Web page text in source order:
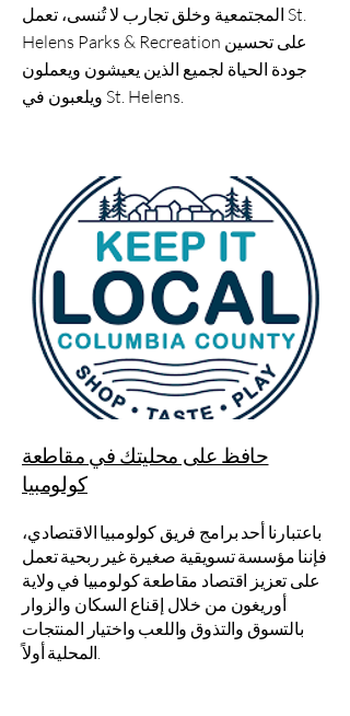
المجتمعية وخلق تجارب لا تُنسى، تعمل St.
Helens Parks & Recreation على تحسين
جودة الحياة لجميع الذين يعيشون ويعملون
ويلعبون في St. Helens.
حافظ على محليتك في مقاطعة
كولومبيا
باعتبارنا أحد برامج فريق كولومبيا الاقتصادي،
فإننا مؤسسة تسويقية صغيرة غير ربحية تعمل
على تعزيز اقتصاد مقاطعة كولومبيا في ولاية
أوريغون من خلال إقناع السكان والزوار
بالتسوق والتذوق واللعب واختيار المنتجات
المحلية أولاً.